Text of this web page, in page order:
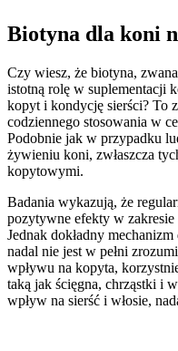
Biotyna dla koni
Czy wiesz, że biotyna,
istotną rolę w suplementacji
kopyt i kondycję sierści? To
codziennego stosowania w
Podobnie jak w przypadku
żywieniu koni, zwłaszcza
kopytowymi.
Badania wykazują, że
pozytywne efekty w
Jednak dokładny
nadal nie jest w pełni
wpływu na kopyta,
taką jak ścięgna, chrząstki i
wpływ na sierść i włosie,